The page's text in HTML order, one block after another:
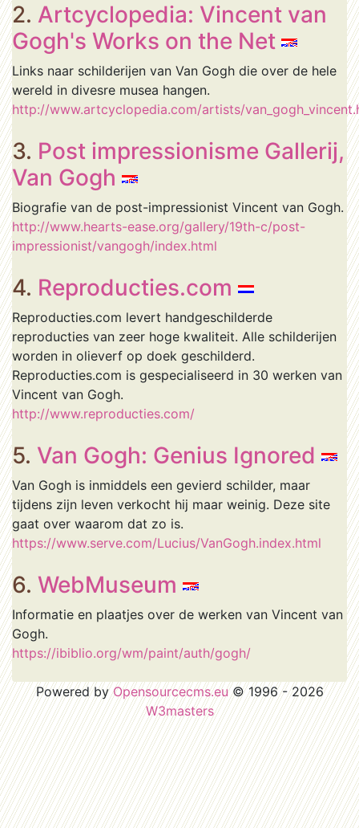
2. Artcyclopedia: Vincent van
Gogh's Works on the Net
Links naar schilderijen van Van Gogh die over de hele
wereld in divesre musea hangen.
http://www.artcyclopedia.com/artists/
3. Post impressionisme Gallerij,
Van Gogh
Biografie van de post-impressionist Vincent van Gogh.
http://www.hearts-ease.org/gallery/19th-c/post-
impressionist/vangogh/index.html
4. Reproducties.com
Reproducties.com levert handgeschilderde
reproducties van zeer hoge kwaliteit. Alle schilderijen
worden in olieverf op doek geschilderd.
Reproducties.com is gespecialiseerd in 30 werken van
Vincent van Gogh.
http://www.reproducties.com/
5. Van Gogh: Genius Ignored
Van Gogh is inmiddels een gevierd schilder, maar
tijdens zijn leven verkocht hij maar weinig. Deze site
gaat over waarom dat zo is.
https://www.serve.com/Lucius/VanGogh.index.html
6. WebMuseum
Informatie en plaatjes over de werken van Vincent van
Gogh.
https://ibiblio.org/wm/paint/auth/gogh/
Powered byOpensourcecms.eu© 1996 - 2026
W3masters